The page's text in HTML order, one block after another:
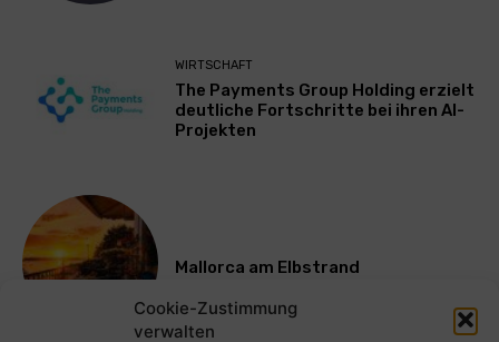
Cookie-Zustimmung
verwalten
WIRTSCHAFT
The Payments Group Holding erzielt
deutliche Fortschritte bei ihren AI-
Projekten
Mallorca am Elbstrand